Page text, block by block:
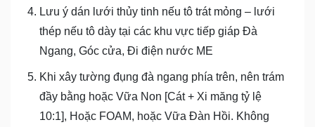
Lưu ý dán lưới thủy tinh nếu tô trát mỏng – lưới
thép nếu tô dày tại các khu vực tiếp giáp Đà
Ngang, Góc cửa, Đi điện nước ME
Khi xây tường đụng đà ngang phía trên, nên trám
đầy bằng hoặc Vữa Non [Cát + Xi măng tỷ lệ
10:1], Hoặc FOAM, hoặc Vữa Đàn Hồi. Không